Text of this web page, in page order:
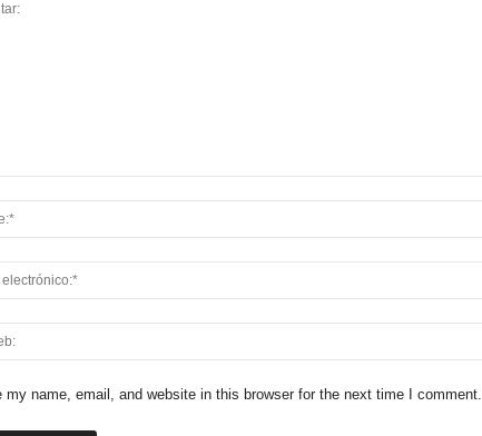
my name, email, and website in this browser for the next time I comment.